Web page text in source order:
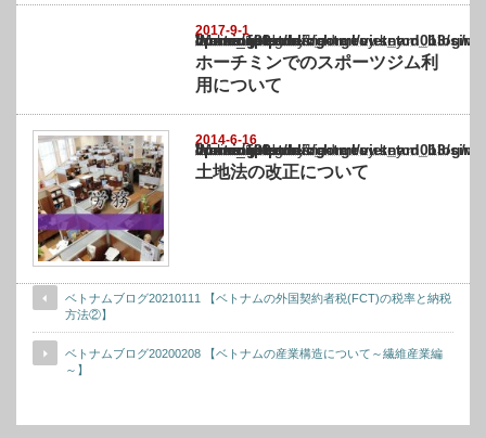
2017-9-1
Warning
: Undefined array key "show_category" in
/home/netst/kuno-cpa.co.jp/public_html/vietnam_blog/wp-content/themes/
on line183
ホーチミンでのスポーツジム利
用について
2014-6-16
Warning
: Undefined array key "show_category" in
/home/netst/kuno-cpa.co.jp/public_html/vietnam_blog/wp-content/themes/
on line183
土地法の改正について
ベトナムブログ20210111 【ベトナムの外国契約者税(FCT)の税率と納税
方法②】
ベトナムブログ20200208 【ベトナムの産業構造について～繊維産業編
～】